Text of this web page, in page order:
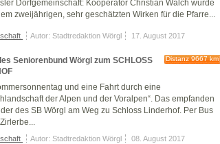
Dorfgemeinschaft: Kooperator Christian Walch wurde
zweijährigen, sehr geschätzten Wirken für die Pfarre...
Autor: Stadtredaktion Wörgl 17. August 2017
Seniorenbund Wörgl zum SCHLOSS
Distanz 9667 km
und eine Fahrt durch eine
der Alpen und der Voralpen“. Das empfanden
des SB Wörgl am Weg zu Schloss Linderhof. Per Bus
Autor: Stadtredaktion Wörgl 08. August 2017